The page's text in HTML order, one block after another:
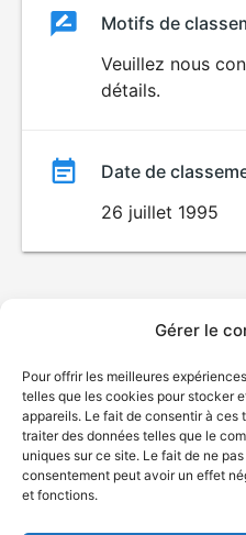
Gérer le
Pour offrir les meilleures
telles que les cookies pour stocker
appareils. Le fait de consentir à ces
traiter des données telles que le
uniques sur ce site. Le fait de ne
consentement peut avoir un effet
et fonctions.
ClassementClassement
Motifs de
Veuillez nous
détails.
Date de
26 juillet 1995